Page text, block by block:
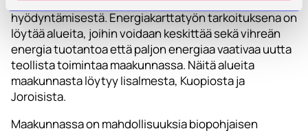
hyödyntämisestä. Energiakarttatyön tarkoituksena on
löytää alueita, joihin voidaan keskittää sekä vihreän
energia tuotantoa että paljon energiaa vaativaa uutta
teollista toimintaa maakunnassa. Näitä alueita
maakunnasta löytyy Iisalmesta, Kuopiosta ja
Joroisista.
Maakunnassa on mahdollisuuksia biopohjaisen